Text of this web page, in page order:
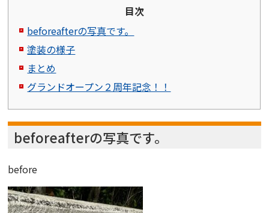
目次
beforeafterの写真です。
塗装の様子
まとめ
グランドオープン２周年記念！！
beforeafterの写真です。
before